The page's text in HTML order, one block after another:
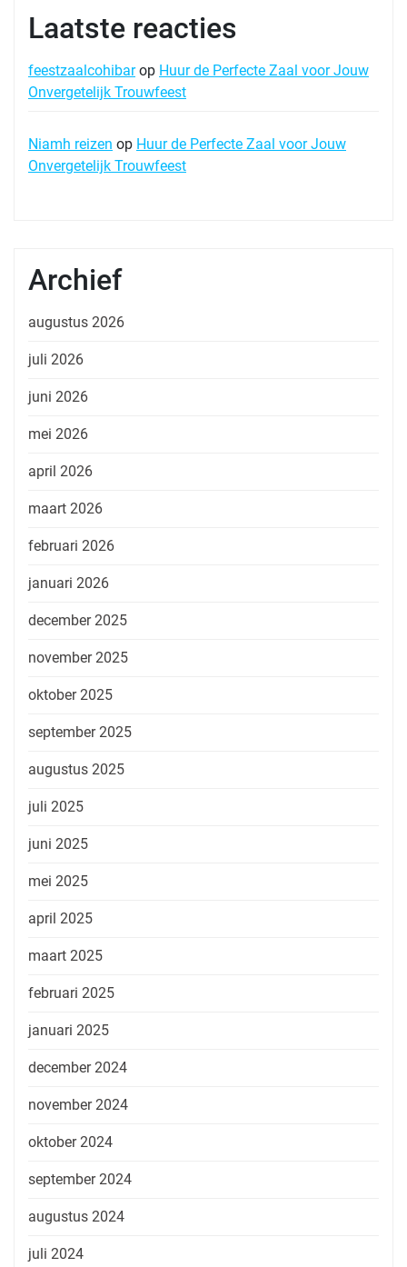
Laatste reacties
feestzaalcohibarop Huur de Perfecte Zaal voor Jouw
Onvergetelijk Trouwfeest
Niamh reizen op Huur de Perfecte Zaal voor Jouw
Onvergetelijk Trouwfeest
Archief
augustus 2026
juli 2026
juni 2026
mei 2026
april 2026
maart 2026
februari 2026
januari 2026
december 2025
november 2025
oktober 2025
september 2025
augustus 2025
juli 2025
juni 2025
mei 2025
april 2025
maart 2025
februari 2025
januari 2025
december 2024
november 2024
oktober 2024
september 2024
augustus 2024
juli 2024